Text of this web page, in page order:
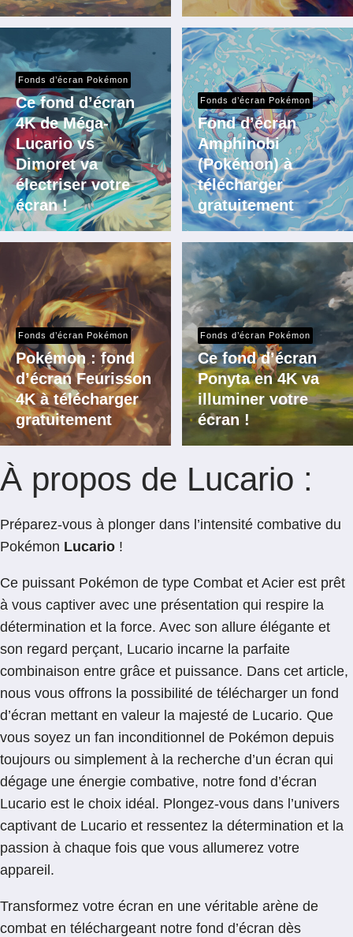
Fonds d’écran Pokémon
Ce fond d’écran
4K de Méga-
Lucario vs
Dimoret va
électriser votre
écran !
Fonds d’écran Pokémon
Fond d’écran
Amphinobi
(Pokémon) à
télécharger
gratuitement
Fonds d’écran Pokémon
Pokémon : fond
d’écran Feurisson
4K à télécharger
gratuitement
Fonds d’écran Pokémon
Ce fond d’écran
Ponyta en 4K va
illuminer votre
écran !
À propos de Lucario :
Préparez-vous à plonger dans l’intensité combative du
Pokémon Lucario !
Ce puissant Pokémon de type Combat et Acier est prêt
à vous captiver avec une présentation qui respire la
détermination et la force. Avec son allure élégante et
son regard perçant, Lucario incarne la parfaite
combinaison entre grâce et puissance. Dans cet article,
nous vous offrons la possibilité de télécharger un fond
d’écran mettant en valeur la majesté de Lucario. Que
vous soyez un fan inconditionnel de Pokémon depuis
toujours ou simplement à la recherche d’un écran qui
dégage une énergie combative, notre fond d’écran
Lucario est le choix idéal. Plongez-vous dans l’univers
captivant de Lucario et ressentez la détermination et la
passion à chaque fois que vous allumerez votre
appareil.
Transformez votre écran en une véritable arène de
combat en téléchargeant notre fond d’écran dès